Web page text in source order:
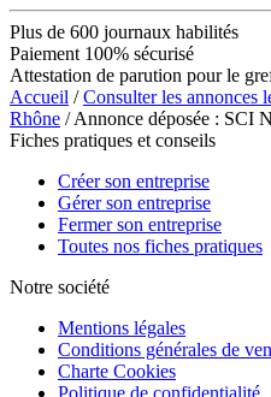
Plus de 600 journaux habilités
Paiement 100% sécurisé
Attestation de parution pour le
Accueil /Consulter les annonces
Rhône / Annonce déposée : SCI
Fiches pratiques et conseils
Créer son entreprise
Gérer son entreprise
Fermer son entreprise
Toutes nos fiches pratiques
Notre société
Mentions légales
Conditions générales de
Charte Cookies
Politique de confidentialité